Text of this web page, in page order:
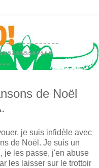
de Noël
je suis infidèle avec
de Noël. Je suis un
je les passe, j'en abuse
les laisser sur le trottoir